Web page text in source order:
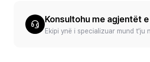
Konsultohu me agjentët
Ekipi ynë i specializuar mund